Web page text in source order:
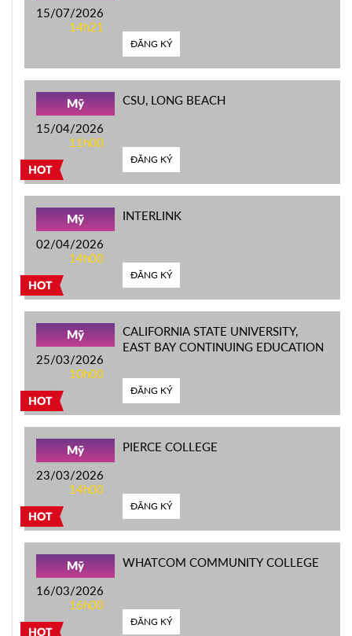
15/07/2026
14h21
ĐĂNG KÝ
HOT
Mỹ
15/04/2026
11h00
CSU, LONG BEACH
ĐĂNG KÝ
HOT
Mỹ
02/04/2026
14h00
INTERLINK
ĐĂNG KÝ
HOT
Mỹ
25/03/2026
10h00
CALIFORNIA STATE UNIVERSITY,
EAST BAY CONTINUING EDUCATION
ĐĂNG KÝ
HOT
Mỹ
23/03/2026
14h00
PIERCE COLLEGE
ĐĂNG KÝ
HOT
Mỹ
16/03/2026
16h00
WHATCOM COMMUNITY COLLEGE
ĐĂNG KÝ